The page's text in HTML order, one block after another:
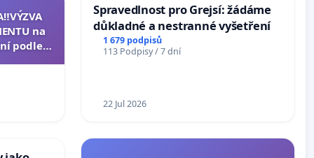
na
podle §
ústavní
Spravedlnost pro Grejsí: žádáme
důkladné a nestranné vyšetření
1 679 podpisů
113 Podpisy / 7 dní
22 Jul 2026